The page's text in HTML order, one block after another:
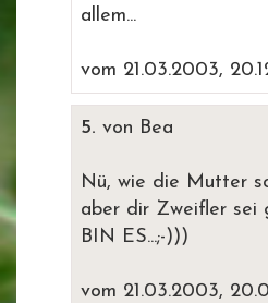
allem...
vom 21.03.2003,
5. von Bea
Nü, wie die Mutter
aber dir Zweifler sei
BIN ES...;-)))
vom 21.03.2003,